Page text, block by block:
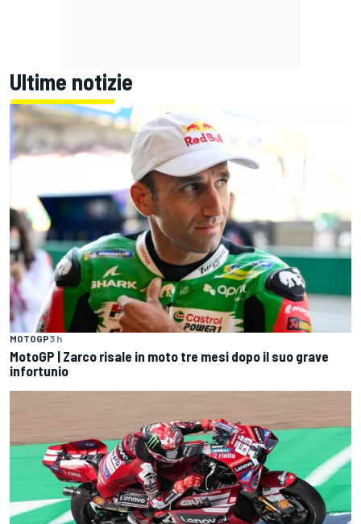
Ultime notizie
MOTOGP3 h
MotoGP | Zarco risale in moto tre mesi dopo il suo grave
infortunio